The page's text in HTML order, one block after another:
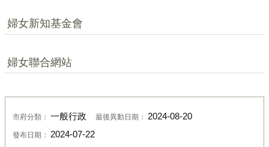
婦女新知基金會
婦女聯合網站
市府分類： 一般行政 最後異動日期： 2024-08-20
發布日期： 2024-07-22